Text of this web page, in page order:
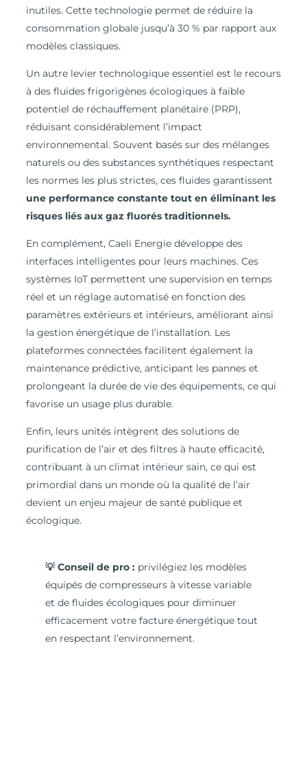
inutiles. Cette technologie permet de réduire la
consommation globale jusqu’à 30 % par rapport aux
modèles classiques.
Un autre levier technologique essentiel est le recours
à des fluides frigorigènes écologiques à faible
potentiel de réchauffement planétaire (PRP),
réduisant considérablement l’impact
environnemental. Souvent basés sur des mélanges
naturels ou des substances synthétiques respectant
les normes les plus strictes, ces fluides garantissent
une performance constante tout en éliminant les
risques liés aux gaz fluorés traditionnels.
En complément, Caeli Energie développe des
interfaces intelligentes pour leurs machines. Ces
systèmes IoT permettent une supervision en temps
réel et un réglage automatisé en fonction des
paramètres extérieurs et intérieurs, améliorant ainsi
la gestion énergétique de l’installation. Les
plateformes connectées facilitent également la
maintenance prédictive, anticipant les pannes et
prolongeant la durée de vie des équipements, ce qui
favorise un usage plus durable.
Enfin, leurs unités intègrent des solutions de
purification de l’air et des filtres à haute efficacité,
contribuant à un climat intérieur sain, ce qui est
primordial dans un monde où la qualité de l’air
devient un enjeu majeur de santé publique et
écologique.
💡 Conseil de pro : privilégiez les modèles
équipés de compresseurs à vitesse variable
et de fluides écologiques pour diminuer
efficacement votre facture énergétique tout
en respectant l’environnement.